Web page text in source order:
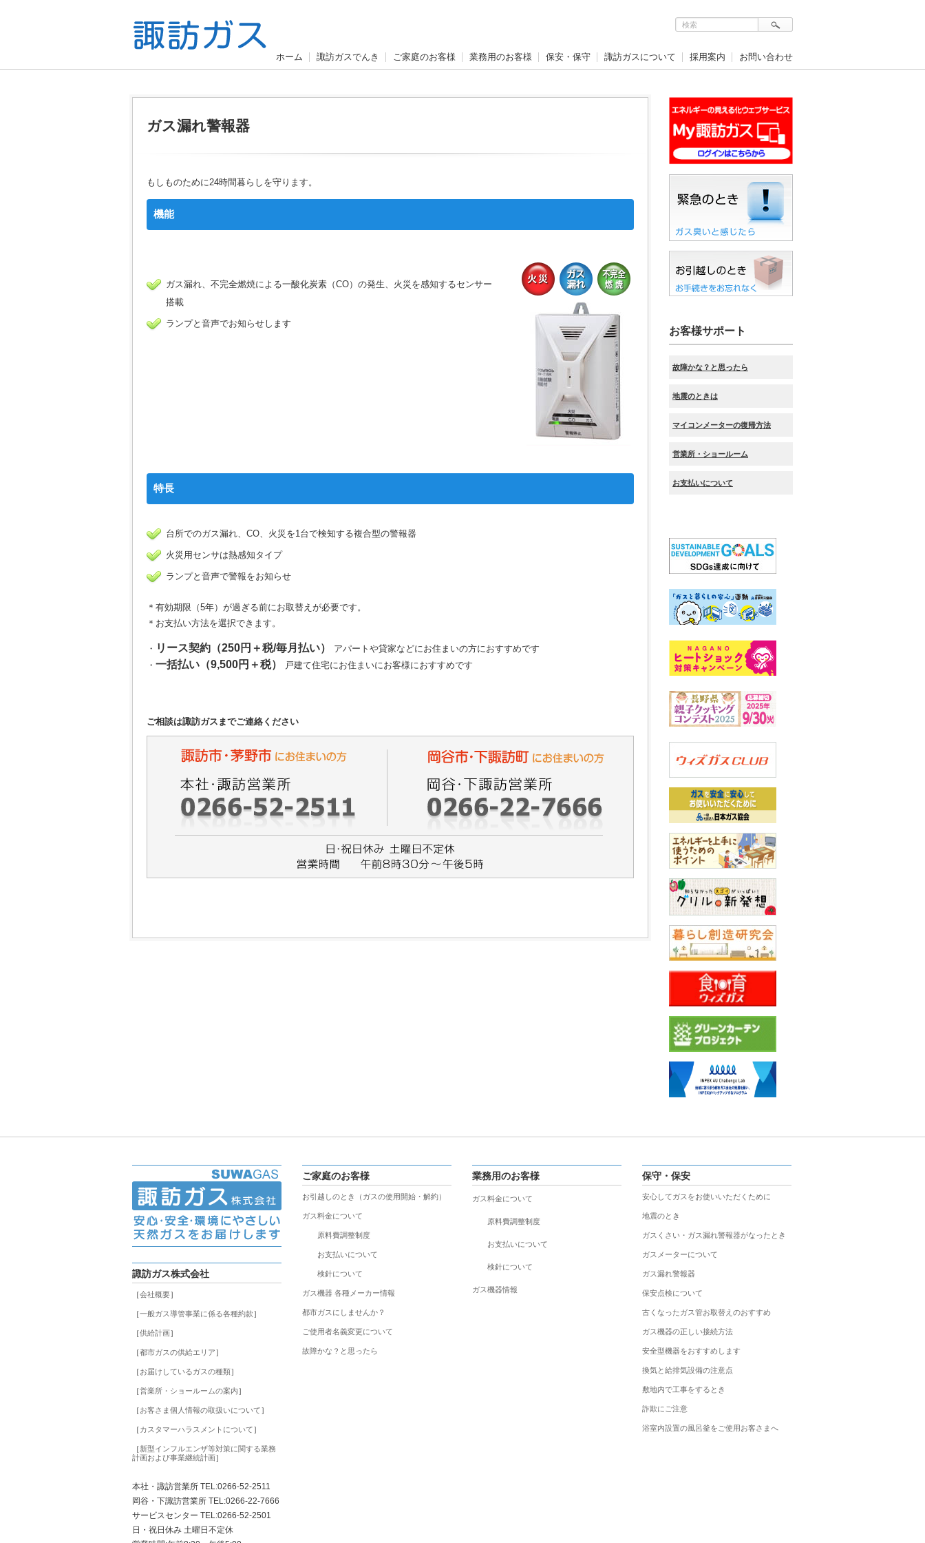
ホーム 諏訪ガスでんき ご家庭のお客様 業務用のお客様 保安・保守 諏訪ガスについて 採用案内 お問い合わせ
ガス漏れ警報器
もしものために24時間暮らしを守ります。
機能
ガス漏れ、不完全燃焼による一酸化炭素（CO）の発生、火災を感知するセンサー
搭載
ランプと音声でお知らせします
特長
台所でのガス漏れ、CO、火災を1台で検知する複合型の警報器
火災用センサは熱感知タイプ
ランプと音声で警報をお知らせ
＊有効期限（5年）が過ぎる前にお取替えが必要です。
＊お支払い方法を選択できます。
・ リース契約（250円＋税/毎月払い）
アパートや貸家などにお住まいの方におすすめです
・ 一括払い（9,500円＋税） 戸建て住宅にお住まいにお客様におすすめです
ご相談は諏訪ガスまでご連絡ください
お客様サポート
故障かな？と思ったら
地震のときは
マイコンメーターの復帰方法
営業所・ショールーム
お支払いについて
諏訪ガス株式会社
［会社概要］
［一般ガス導管事業に係る各種約款］
［供給計画］
［都市ガスの供給エリア］
［お届けしているガスの種類］
［営業所・ショールームの案内］
［お客さま個人情報の取扱いについて］
［カスタマーハラスメントについて］
［新型インフルエンザ等対策に関する業務
計画および事業継続計画］
本社・諏訪営業所 TEL:0266-52-2511
岡谷・下諏訪営業所 TEL:0266-22-7666
サービスセンター TEL:0266-52-2501
日・祝日休み 土曜日不定休
ご家庭のお客様
お引越しのとき（ガスの使用開始・解約）
ガス料金について
原料費調整制度
お支払いについて
検針について
ガス機器 各種メーカー情報
都市ガスにしませんか？
ご使用者名義変更について
故障かな？と思ったら
業務用のお客様
ガス料金について
原料費調整制度
お支払いについて
検針について
ガス機器情報
保守・保安
安心してガスをお使いいただくために
地震のとき
ガスくさい・ガス漏れ警報器がなったとき
ガスメーターについて
ガス漏れ警報器
保安点検について
古くなったガス管お取替えのおすすめ
ガス機器の正しい接続方法
安全型機器をおすすめします
換気と給排気設備の注意点
敷地内で工事をするとき
詐欺にご注意
浴室内設置の風呂釜をご使用お客さまへ